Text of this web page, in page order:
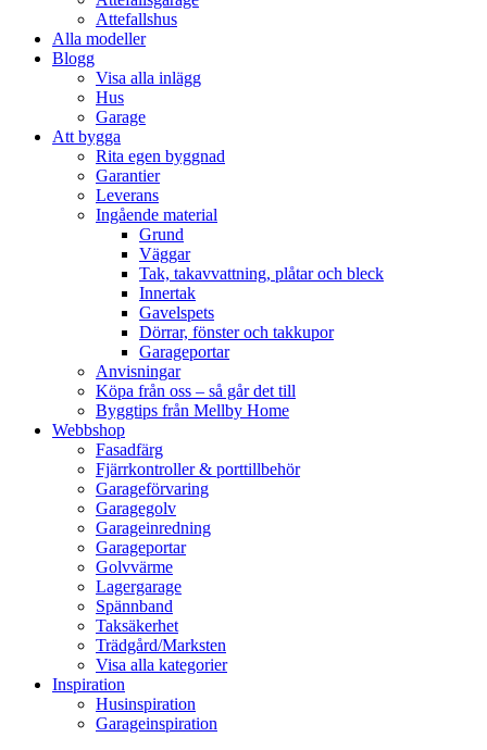
Attefallshus
Alla modeller
Blogg
Visa alla inlägg
Hus
Garage
Att bygga
Rita egen byggnad
Garantier
Leverans
Ingående material
Grund
Väggar
Tak, takavvattning, plåtar och bleck
Innertak
Gavelspets
Dörrar, fönster och takkupor
Garageportar
Anvisningar
Köpa från oss – så går det till
Byggtips från Mellby Home
Webbshop
Fasadfärg
Fjärrkontroller & porttillbehör
Garageförvaring
Garagegolv
Garageinredning
Garageportar
Golvvärme
Lagergarage
Spännband
Taksäkerhet
Trädgård/Marksten
Visa alla kategorier
Inspiration
Husinspiration
Garageinspiration